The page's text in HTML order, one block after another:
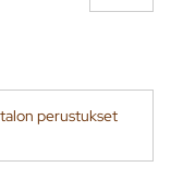
perustukset